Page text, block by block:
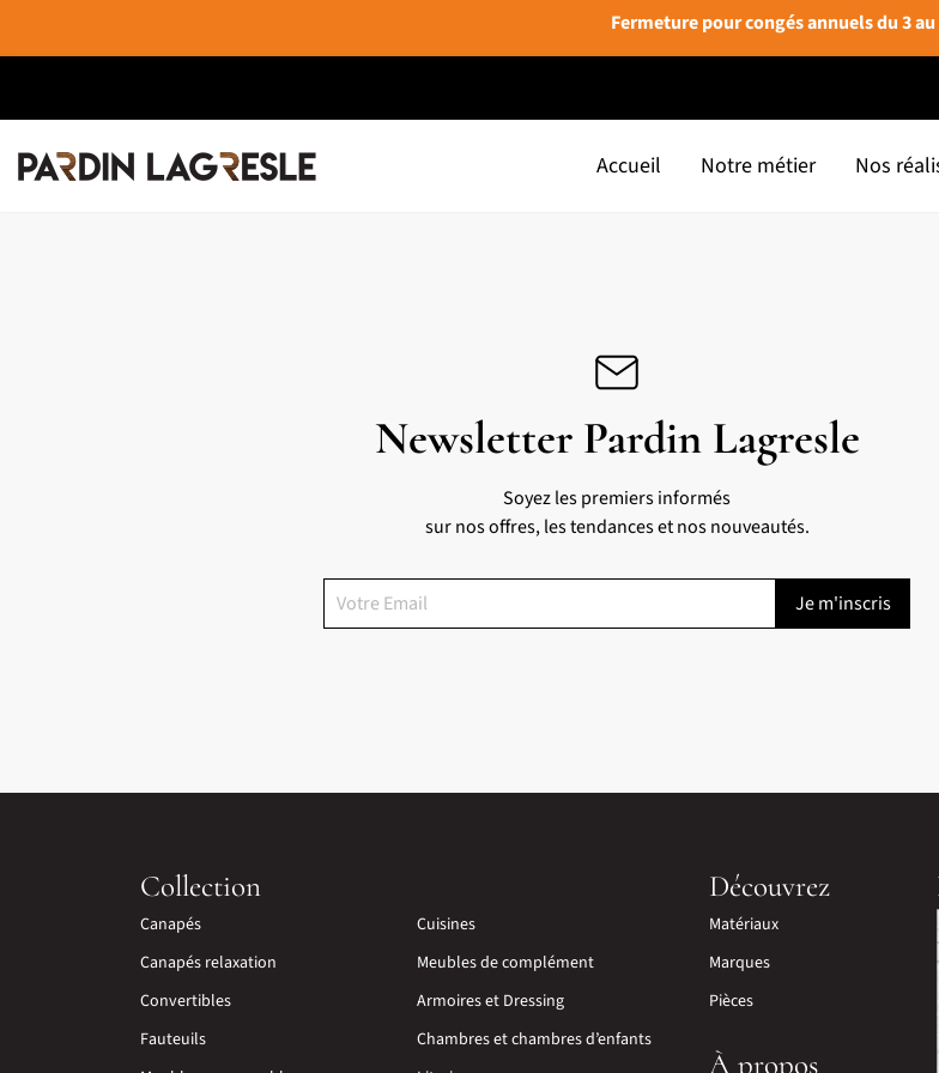
Fermeture pour congés annuels du 3
Accueil Notre métier Nos
Newsletter Pardin Lagresle
Soyez les premiers informés
sur nos offres, les tendances et nos nouveautés.
Collection
Canapés
Canapés relaxation
Convertibles
Fauteuils
Cuisines
Meubles de complément
Armoires et Dressing
Chambres et chambres d’enfants
Découvrez
Matériaux
Marques
Pièces
À propos